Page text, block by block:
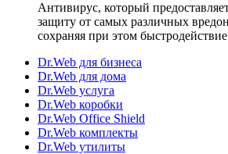
Антивирус, который
защиту от самых различных
сохраняя при этом
Dr.Web для бизнеса
Dr.Web для дома
Dr.Web услуга
Dr.Web коробки
Dr.Web Office Shield
Dr.Web комплекты
Dr.Web утилиты